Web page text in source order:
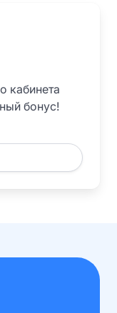
кабинета
бонус!